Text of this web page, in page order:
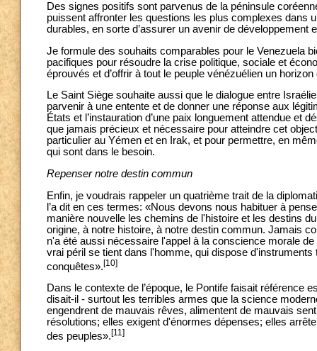
Des signes positifs sont parvenus de la péninsule
puissent affronter les questions les plus complexes dans
durables, en sorte d’assurer un avenir de développement
Je formule des souhaits comparables pour le Venezuela
pacifiques pour résoudre la crise politique, sociale et
éprouvés et d’offrir à tout le peuple vénézuélien un horizon
Le Saint Siège souhaite aussi que le dialogue entre
parvenir à une entente et de donner une réponse aux
États et l’instauration d’une paix longuement attendue et
que jamais précieux et nécessaire pour atteindre cet
particulier au Yémen et en Irak, et pour permettre, en
qui sont dans le besoin.
Repenser notre destin commun
Enfin, je voudrais rappeler un quatrième trait de la
l’a dit en ces termes: «Nous devons nous habituer à
manière nouvelle les chemins de l'histoire et les destins
origine, à notre histoire, à notre destin commun. Jamais
n'a été aussi nécessaire l'appel à la conscience morale
vrai péril se tient dans l'homme, qui dispose
conquêtes».[10]
Dans le contexte de l’époque, le Pontife faisait référence
disait-il - surtout les terribles armes que la science
engendrent de mauvais rêves, alimentent de mauvais
résolutions; elles exigent d'énormes dépenses; elles
des peuples».[11]